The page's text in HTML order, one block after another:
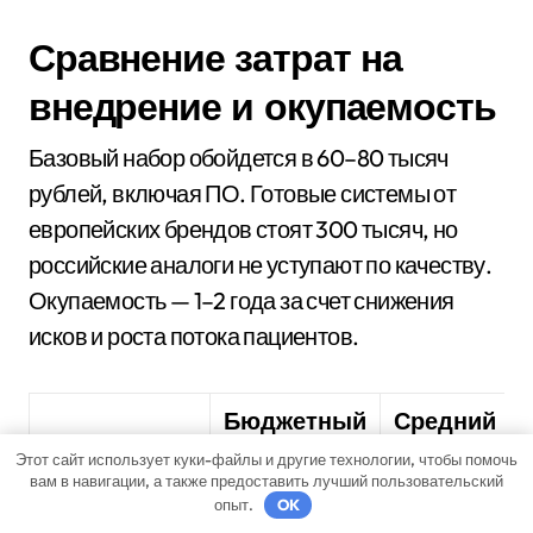
Сравнение затрат на
внедрение и окупаемость
Базовый набор обойдется в 60–80 тысяч
рублей, включая ПО. Готовые системы от
европейских брендов стоят 300 тысяч, но
российские аналоги не уступают по качеству.
Окупаемость — 1–2 года за счет снижения
исков и роста потока пациентов.
Параметр
Бюджетный
USB-
комплект
Средний
HDMI-
набор
Этот сайт использует куки-файлы и другие технологии, чтобы помочь
вам в навигации, а также предоставить лучший пользовательский
опыт.
OK